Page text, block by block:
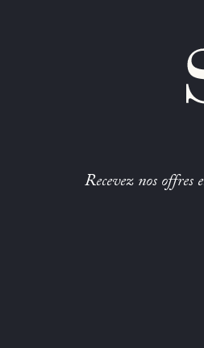
Recevez nos offres